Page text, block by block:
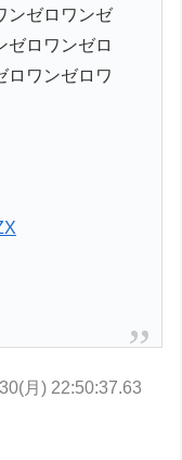
ンゼロワンゼ
ゼロワンゼロ
ロワンゼロワ
月) 22:50:37.63